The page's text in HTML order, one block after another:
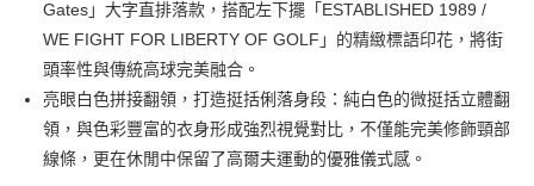
2.付款方式選擇「大哥付你分期」，訂單成立後會自動跳轉到大哥付的交易
流程，驗證手機門號後，選擇欲分期的期數、繳款截止日，確認付款後即完
成交易。
3.實際核准額度、可分期數及費用金額請依後續交易確認頁面所載為準。
4.訂單成立30分鐘內，如未前往確認交易或遇審核未通過，訂單將自動取
消。如遇「轉專審核」未通過狀況，表示未達大哥付你分期系統評分，恕無
【繳款方式說明】
相關說明
【關於「AFTEE先享後付」】
AFTEE先享後付是「在收到商品之後才付款」的支付方式。 讓您購物簡單
便利好安心！
１．簡單：不需註冊會員、不需綁卡、不需儲值。
２．便利：只要手機號碼，簡訊認證，即可結帳。
３．安心：先確認商品／服務後，再付款。
ATM付款
運送方式
全家取貨付款
Gates」大字直排落款，搭配左下擺「ESTABLISHED 1989 /
WE FIGHT FOR LIBERTY OF GOLF」的精緻標語印花，將街
頭率性與傳統高球完美融合。
亮眼白色拼接翻領，打造挺括俐落身段：純白色的微挺括立體翻
領，與色彩豐富的衣身形成強烈視覺對比，不僅能完美修飾頸部
線條，更在休閒中保留了高爾夫運動的優雅儀式感。